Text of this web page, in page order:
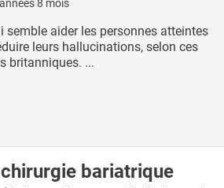
8 mois
semble aider les personnes atteintes
leurs hallucinations, selon ces
britanniques. ...
chirurgie bariatrique